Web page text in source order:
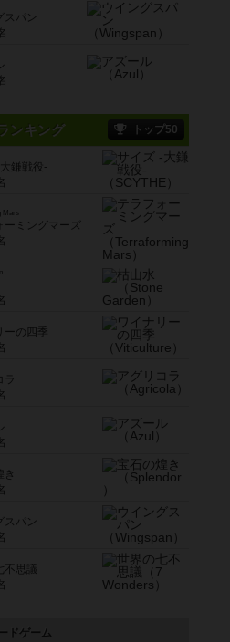
スパン
ンキング トップ50
鎌戦役-
Mars
ーミングマーズ
ーの四季
ラ
き
スパン
不思議
ドゲーム